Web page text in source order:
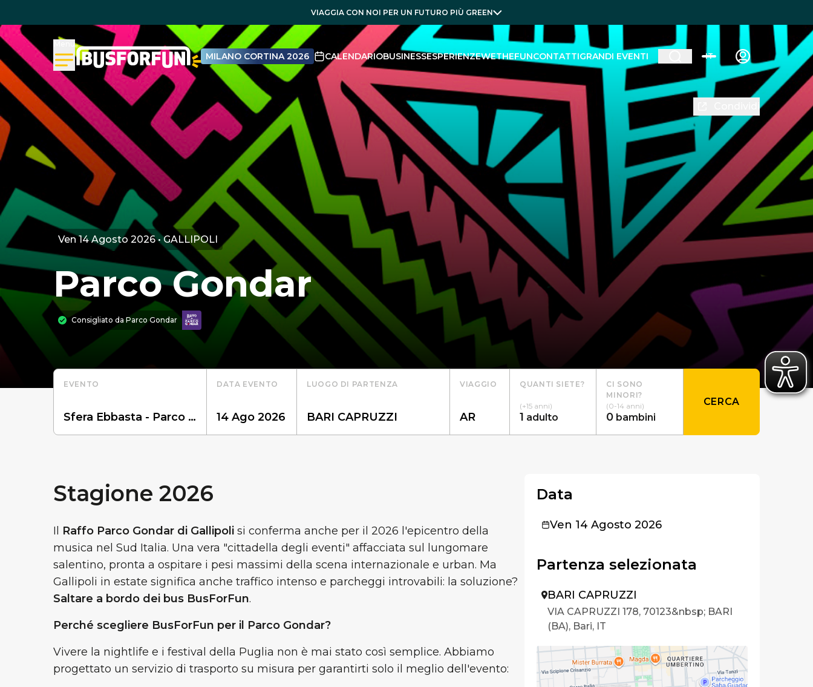
VIAGGIA CON NOI PER UN FUTURO PIÙ GREEN
MILANO CORTINA 2026 CALENDARIOBUSINESSESPERIENZEWETHEFUNCONTATTIGRANDI EVENTI IT
Ven 14 Agosto 2026 • GALLIPOLI
Parco Gondar
Consigliato daParco Gondar
EVENTO DATA EVENTO LUOGO DI PARTENZA VIAGGIO QUANTI SIETE?
(+15 anni)
1 adulto
CI SONO
MINORI?
(0-14 anni)
0 bambini
CERCA
Stagione 2026
Il Raffo Parco Gondar di Gallipoli si conferma anche per il 2026 l'epicentro della
musica nel Sud Italia. Una vera "cittadella degli eventi" affacciata sul lungomare
salentino, pronta a ospitare i pesi massimi della scena internazionale e urban. Ma
Gallipoli in estate significa anche traffico intenso e parcheggi introvabili: la soluzione?
Saltare a bordo dei bus BusForFun.
Perché scegliere BusForFun per il Parco Gondar?
Vivere la nightlife e i festival della Puglia non è mai stato così semplice. Abbiamo
progettato un servizio di trasporto su misura per garantirti solo il meglio dell'evento:
Data
Ven 14 Agosto 2026
Partenza selezionata
BARI CAPRUZZI
VIA CAPRUZZI 178, 70123&nbsp; BARI
(BA), Bari, IT